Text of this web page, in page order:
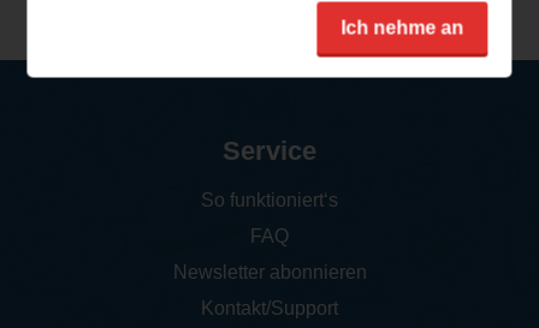
Ich nehme an
Service
So funktioniert‘s
FAQ
Newsletter abonnieren
Kontakt/Support